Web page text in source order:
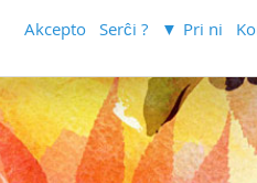
Akcepto Serĉi ? Pri ni